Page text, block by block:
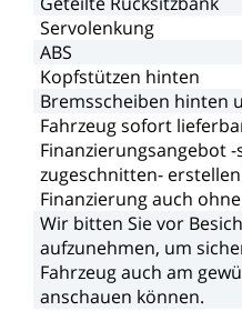
Servolenkung
ABS
Kopfstützen hinten
Bremsscheiben hinten
Fahrzeugsofort
Finanzierungsangebot-
zugeschnitten- erstellen
Finanzierungauch ohne
Wir bitten Sievor
aufzunehmen, um
Fahrzeugauch am
anschauen können.